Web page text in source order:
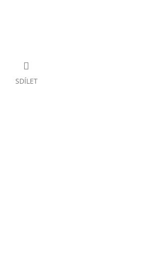
SDÍLET